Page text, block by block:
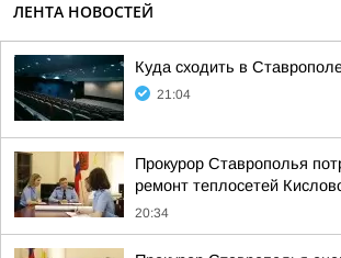
ЛЕНТА НОВОСТЕЙ
Куда сходить в
21:04
Прокурор Ставрополья
ремонт теплосетей
20:34